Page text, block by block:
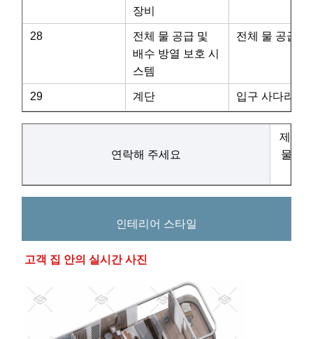
장비
28
전체 물 공급 및
배수 방열 보호 시
스템
전체 물 공급
29 계단 입구 사다리
연락해 주세요
제품
물어
인테리어 스타일
고객 집 안의 실시간 사진